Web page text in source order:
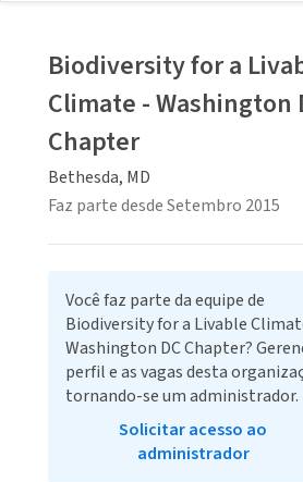
Biodiversity for a
Climate - Washington
Chapter
Bethesda, MD
Faz parte desde Setembro 2015
Você faz parte da equipe de
Biodiversity for a Livable
Washington DC Chapter?
perfil e as vagas desta
tornando-se um administrador.
Solicitar acesso ao
administrador